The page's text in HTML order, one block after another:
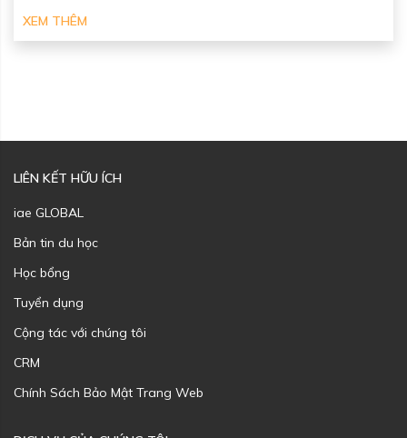
XEM THÊM
LIÊN KẾT HỮU ÍCH
iae GLOBAL
Bản tin du học
Học bổng
Tuyển dụng
Cộng tác với chúng tôi
CRM
Chính Sách Bảo Mật Trang Web